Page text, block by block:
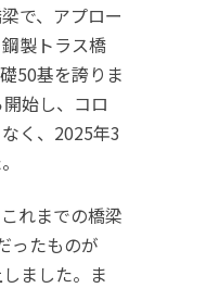
で、アプロー
製トラス橋
50基を誇りま
始し、コロ
く、2025年3
れまでの橋梁
ったものが
ました。ま